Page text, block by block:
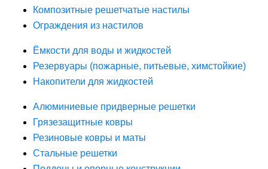
Композитные решетчатые настилы
Ограждения из настилов
Ёмкости для воды и жидкостей
Резервуары (пожарные, питьевые, химстойкие)
Накопители для жидкостей
Алюминиевые придверные решетки
Грязезащитные ковры
Резиновые ковры и маты
Стальные решетки